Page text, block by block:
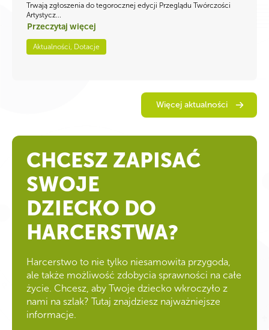
Trwają zgłoszenia do tegorocznej edycji Przeglądu Twórczości
Artystycz...
Przeczytaj więcej
Aktualności, Dotacje
Więcej aktualności
CHCESZ ZAPISAĆ
SWOJE
DZIECKO DO
HARCERSTWA?
Harcerstwo to nie tylko niesamowita przygoda,
ale także możliwość zdobycia sprawności na całe
życie. Chcesz, aby Twoje dziecko wkroczyło z
nami na szlak? Tutaj znajdziesz najważniejsze
informacje.